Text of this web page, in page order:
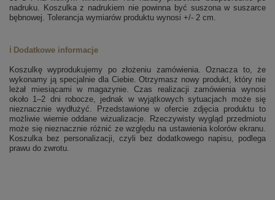
nadruku. Koszulka z nadrukiem nie powinna być suszona w suszarce
bębnowej. Tolerancja wymiarów produktu wynosi +/- 2 cm.
ℹ️ Dodatkowe informacje
Koszulkę wyprodukujemy po złożeniu zamówienia. Oznacza to, że
wykonamy ją specjalnie dla Ciebie. Otrzymasz nowy produkt, który nie
leżał miesiącami w magazynie. Czas realizacji zamówienia wynosi
około 1–2 dni robocze, jednak w wyjątkowych sytuacjach może się
nieznacznie wydłużyć. Przedstawione w ofercie zdjęcia produktu to
możliwie wiernie oddane wizualizacje. Rzeczywisty wygląd przedmiotu
może się nieznacznie różnić ze względu na ustawienia kolorów ekranu.
Koszulka bez personalizacji, czyli bez dodatkowego napisu, podlega
prawu do zwrotu.